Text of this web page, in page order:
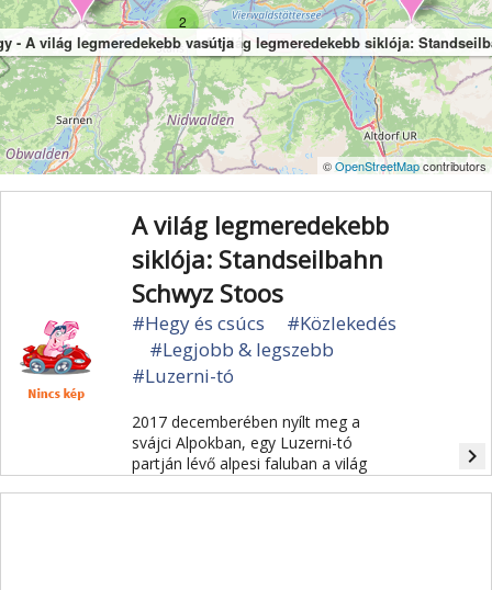
2
A világ legmeredekebb siklója:
- A világ legmeredekebb vasútja
©OpenStreetMapcontributors
A világ legmeredekebb
siklója: Standseilbahn
Schwyz Stoos
#Hegy és csúcs
#Közlekedés
#Legjobb & legszebb
#Luzerni-tó
2017 decemberében nyílt meg a
svájci Alpokban, egy Luzerni-tó
partján lévő alpesi faluban a világ
navigate_next